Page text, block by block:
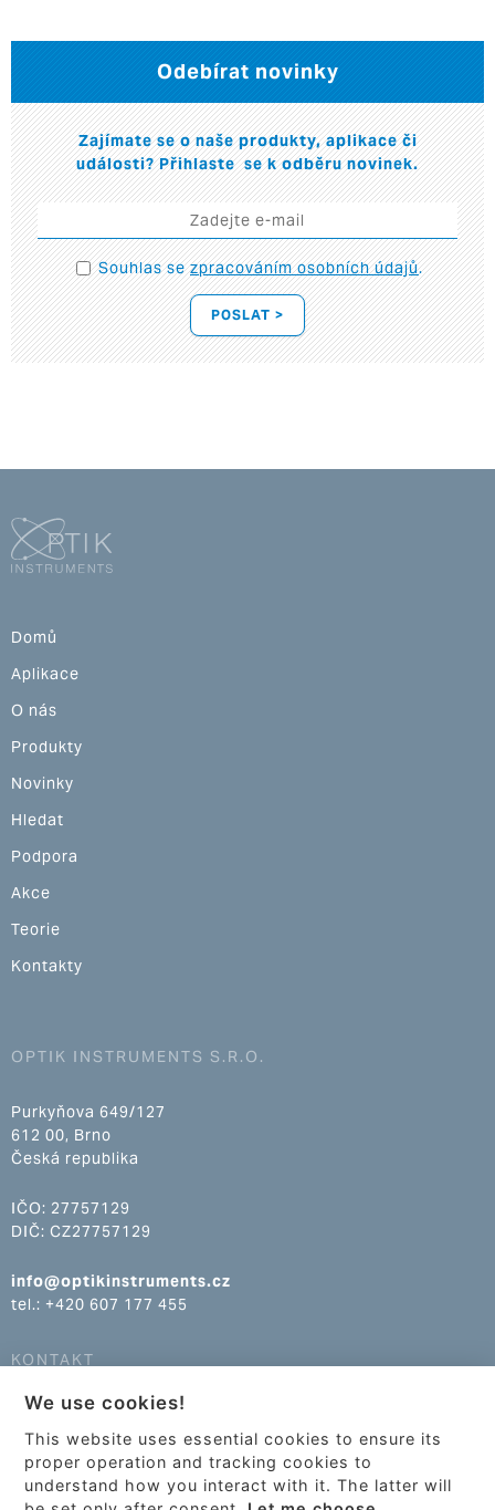
Odebírat novinky
Zajímate se o naše produkty, aplikace či
události? Přihlaste se k odběru novinek.
Souhlas sezpracováním osobních údajů.
POSLAT >
Domů
Aplikace
O nás
Produkty
Novinky
Hledat
Podpora
Akce
Teorie
Kontakty
OPTIK INSTRUMENTS S.R.O.
Purkyňova 649/127
612 00, Brno
Česká republika
IČO: 27757129
DIČ: CZ27757129
info@optikinstruments.cz
tel.: +420 607 177 455
KONTAKT
info@optikinstruments.cz
tel.: +420 607 177 455
We use cookies!
This website uses essential cookies to ensure its
proper operation and tracking cookies to
understand how you interact with it. The latter will